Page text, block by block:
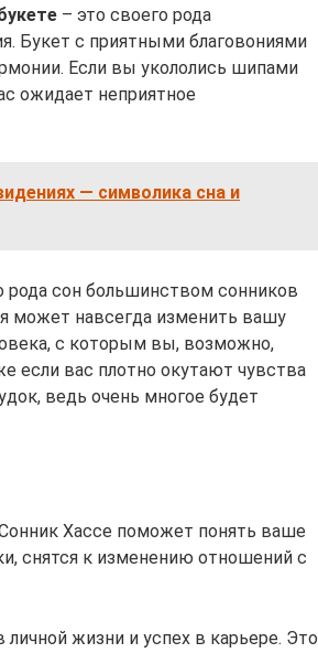
– это своего рода
Букет с приятными благовониями
Если вы укололись шипами
ожидает неприятное
— символика сна и
рода сон большинством сонников
может навсегда изменить вашу
с которым вы, возможно,
вас плотно окутают чувства
ведь очень многое будет
Хассе поможет понять ваше
снятся к изменению отношений с
жизни и успех в карьере. Это